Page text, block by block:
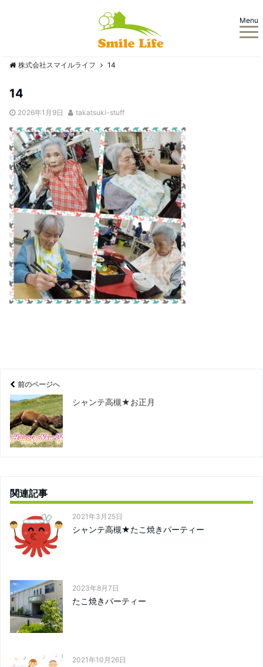
Menu
株式会社スマイルライフ 14
14
2026年1月9日 takatsuki-stuff
前のページへ
シャンテ高槻★お正月
関連記事
2021年3月25日
シャンテ高槻★たこ焼きパーティー
2023年8月7日
たこ焼きパーティー
2021年10月26日